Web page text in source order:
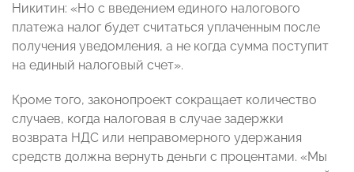
Никитин: «Но с введением единого налогового
платежа налог будет считаться уплаченным после
получения уведомления, а не когда сумма поступит
на единый налоговый счет».
Кроме того, законопроект сокращает количество
случаев, когда налоговая в случае задержки
возврата НДС или неправомерного удержания
средств должна вернуть деньги с процентами. «Мы